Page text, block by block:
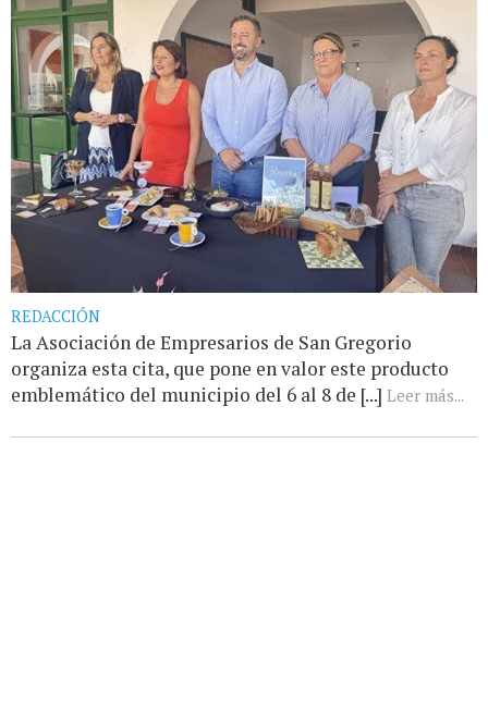
REDACCIÓN
La Asociación de Empresarios de San Gregorio
organiza esta cita, que pone en valor este producto
emblemático del municipio del 6 al 8 de [...] Leer más...